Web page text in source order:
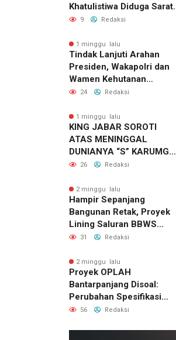
Khatulistiwa Diduga Sarat
Korupsi
9 Redaksi
1 minggu lalu
Tindak Lanjuti Arahan
Presiden, Wakapolri dan
Wamen Kehutanan
Konsolidasikan Langkah
dan Karhutla
24 Redaksi
1 minggu lalu
KING JABAR SOROTI
ATAS MENINGGAL
DUNIANYA “S” KARUMGA
EKS JAMPIDSUS.
26 Redaksi
2 minggu lalu
Hampir Sepanjang
Bangunan Retak, Proyek
Lining Saluran BBWS
Citanduy di Desa Bumireja
31 Redaksi
2 minggu lalu
Proyek OPLAH
Bantarpanjang Disoal:
Perubahan Spesifikasi
Saluran Irigasi Diduga
56 Redaksi